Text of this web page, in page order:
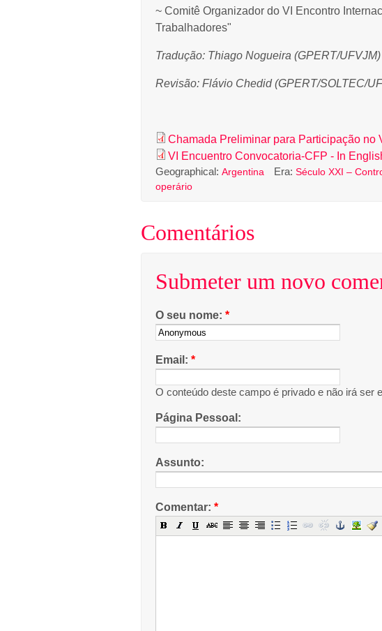
~ Comitê Organizador do VI Encontro
Trabalhadores"
Tradução: Thiago Nogueira (GPERT/UFVJM)
Revisão: Flávio Chedid (GPERT/SOLTEC/
Chamada Preliminar para Participação no
VI Encuentro Convocatoria-CFP - In
Geographical: Argentina Era: Século XXI –
operário
Comentários
Submeter um novo
O seu nome: *
Email: *
O conteúdo deste campo é privado e não irá ser
Página Pessoal:
Assunto:
Comentar: *